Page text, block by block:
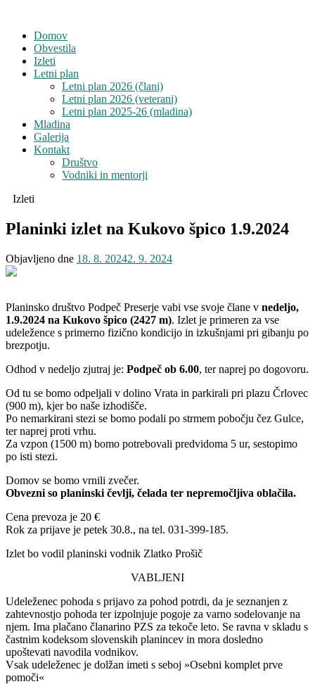
Domov
Obvestila
Izleti
Letni plan
Letni plan 2026 (člani)
Letni plan 2026 (veterani)
Letni plan 2025-26 (mladina)
Mladina
Galerija
Kontakt
Društvo
Vodniki in mentorji
Izleti
Planinki izlet na Kukovo špico 1.9.2024
Objavljeno dne 18. 8. 20242. 9. 2024
Planinsko društvo Podpeč Preserje vabi vse svoje člane v nedeljo,
1.9.2024 na Kukovo špico (2427 m). Izlet je primeren za vse
udeležence s primerno fizično kondicijo in izkušnjami pri gibanju po
brezpotju.
Odhod v nedeljo zjutraj je: Podpeč ob 6.00, ter naprej po dogovoru.
Od tu se bomo odpeljali v dolino Vrata in parkirali pri plazu Črlovec
(900 m), kjer bo naše izhodišče.
Po nemarkirani stezi se bomo podali po strmem pobočju čez Gulce,
ter naprej proti vrhu.
Za vzpon (1500 m) bomo potrebovali predvidoma 5 ur, sestopimo
po isti stezi.
Domov se bomo vrnili zvečer.
Obvezni so planinski čevlji, čelada ter nepremočljiva oblačila.
Cena prevoza je 20 €
Rok za prijave je petek 30.8., na tel. 031-399-185.
Izlet bo vodil planinski vodnik Zlatko Prošič
VABLJENI
Udeleženec pohoda s prijavo za pohod potrdi, da je seznanjen z
zahtevnostjo pohoda ter izpolnjuje pogoje za varno sodelovanje na
njem. Ima plačano članarino PZS za tekoče leto. Se ravna v skladu s
častnim kodeksom slovenskih planincev in mora dosledno
upoštevati navodila vodnikov.
Vsak udeleženec je dolžan imeti s seboj »Osebni komplet prve
pomoči«